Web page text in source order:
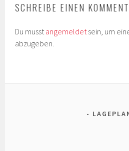
SCHREIBE EINEN
Du musstangemeldetsein, um
abzugeben.